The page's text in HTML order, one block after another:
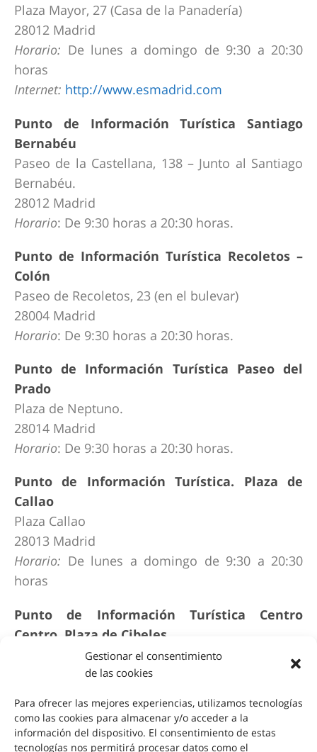
Gestionar el consentimiento
de las cookies
Para ofrecer las mejores experiencias, utilizamos tecnologías
como las cookies para almacenar y/o acceder a la
información del dispositivo. El consentimiento de estas
tecnologías nos permitirá procesar datos como el
Plaza Mayor, 27 (Casa de la Panadería)
28012 Madrid
Horario: De lunes a domingo de 9:30 a 20:30
horas
Internet: http://www.esmadrid.com
Punto de Información Turística Santiago
Bernabéu
Paseo de la Castellana, 138 – Junto al Santiago
Bernabéu.
28012 Madrid
Horario: De 9:30 horas a 20:30 horas.
Punto de Información Turística Recoletos –
Colón
Paseo de Recoletos, 23 (en el bulevar)
28004 Madrid
Horario: De 9:30 horas a 20:30 horas.
Punto de Información Turística Paseo del
Prado
Plaza de Neptuno.
28014 Madrid
Horario: De 9:30 horas a 20:30 horas.
Punto de Información Turística. Plaza de
Callao
Plaza Callao
28013 Madrid
Horario: De lunes a domingo de 9:30 a 20:30
horas
Punto de Información Turística Centro
Centro. Plaza de Cibeles
Plaza Cibeles (interior del Ayuntamiento)
28014 Madrid
horas
Punto de Información Turística Atocha